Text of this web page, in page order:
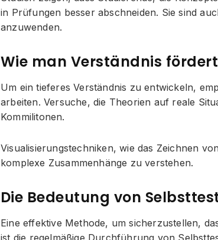
in Prüfungen besser abschneiden. Sie sind
anzuwenden.
Wie man Verständnis fördert
Um ein tieferes Verständnis zu entwickeln,
arbeiten. Versuche, die Theorien auf reale
Kommilitonen.
Visualisierungstechniken, wie das Zeichnen
komplexe Zusammenhänge zu verstehen.
Die Bedeutung von
Eine effektive Methode, um sicherzustellen,